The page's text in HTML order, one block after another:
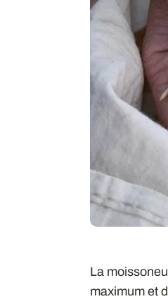
La
maximum et